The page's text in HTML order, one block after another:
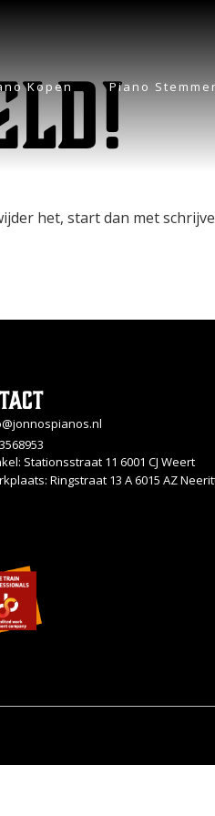
Kopen Piano
het, start dan met
Stationsstraat 11 6001 CJ Weert
Ringstraat 13 A 6015 AZ